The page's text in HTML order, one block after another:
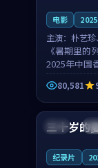
电影 2025
主演： 朴艺
《暑期里的
2025年中国
科幻新作，
望用城市夜
让观众停下
朴艺珍领衔
任重要角色
80,581
法国
三十岁的
纪录片